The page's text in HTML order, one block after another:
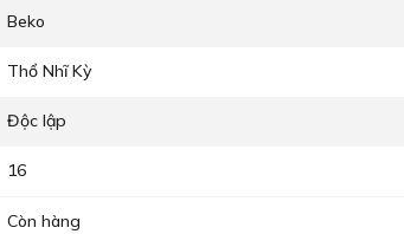
Beko
Thổ Nhĩ Kỳ
Độc lập
16
Còn hàng